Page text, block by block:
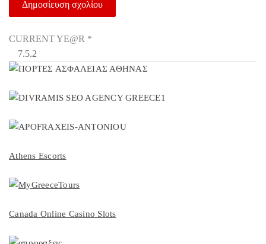
CURRENT YE@R *
Athens Escorts
Canada Online Casino Slots